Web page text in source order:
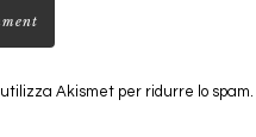
Akismet per ridurre lo spam.